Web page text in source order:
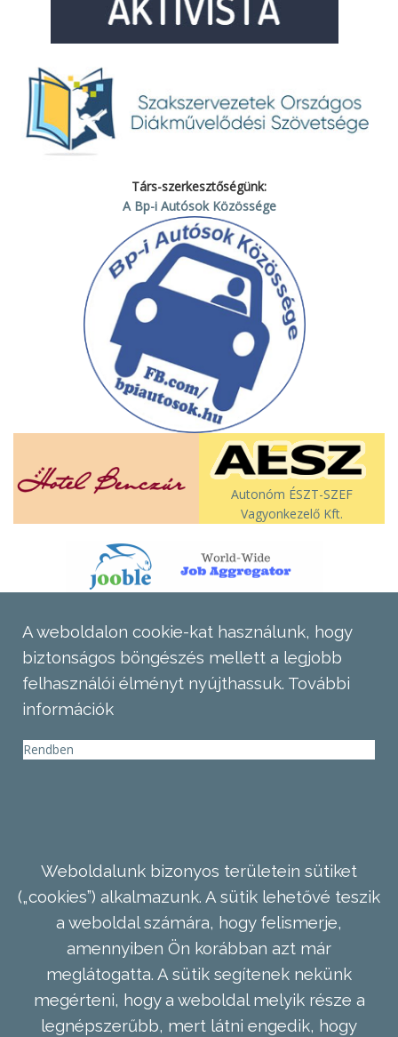
Társ-szerkesztőségünk:
A Bp-i Autósok Közössége
Autonóm ÉSZT-SZEF
Vagyonkezelő Kft.
A weboldalon cookie-kat használunk, hogy
biztonságos böngészés mellett a legjobb
felhasználói élményt nyújthassuk. További
információk
Rendben
Weboldalunk bizonyos területein sütiket
(„cookies”) alkalmazunk. A sütik lehetővé teszik
a weboldal számára, hogy felismerje,
amennyiben Ön korábban azt már
meglátogatta. A sütik segítenek nekünk
megérteni, hogy a weboldal melyik része a
legnépszerűbb, mert látni engedik, hogy